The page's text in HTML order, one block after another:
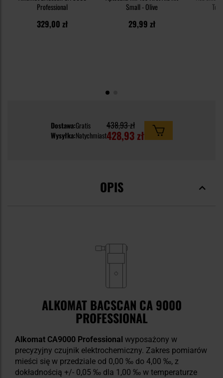
Professional
329,00 zł
Small - Olive
29,99 zł
Tec
Dostawa:Gratis
Wysyłka:Natychmiast
438,93 zł
428,93 zł
OPIS
ALKOMAT BACSCAN CA 9000
PROFESSIONAL
Alkomat CA9000 Professional wyposażony w
precyzyjny czujnik elektrochemiczny. Zakres pomiarów
mieści się w przedziale od 0,00 ‰ do 4,00 ‰, z
dokładnością +/- 0,05 ‰ dla 1,00 ‰ w temperaturze